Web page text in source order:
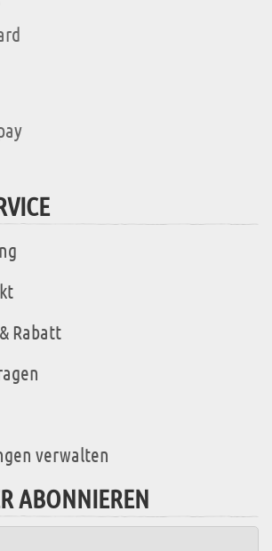
Rabatt
verwalten
ABONNIEREN